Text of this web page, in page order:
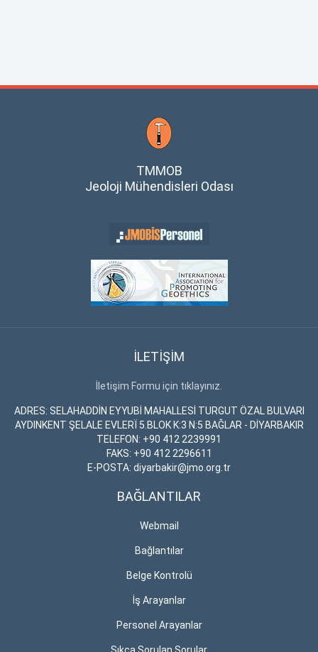
TMMOB
Jeoloji Mühendisleri Odası
İLETİŞİM
İletişim Formu için tıklayınız.
ADRES: SELAHADDİN EYYUBİ MAHALLESİ TURGUT ÖZAL BULVARI
AYDINKENT ŞELALE EVLERÏ 5.BLOK K:3 N:5 BAĞLAR - DİYARBAKIR
TELEFON: +90 412 2239991
FAKS: +90 412 2296611
E-POSTA: diyarbakir@jmo.org.tr
BAĞLANTILAR
Webmail
Bağlantılar
Belge Kontrolü
İş Arayanlar
Personel Arayanlar